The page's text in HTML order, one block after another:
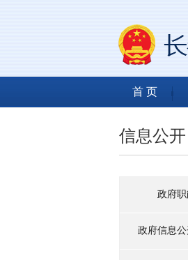
首 页
信息公开
政府
政府信息